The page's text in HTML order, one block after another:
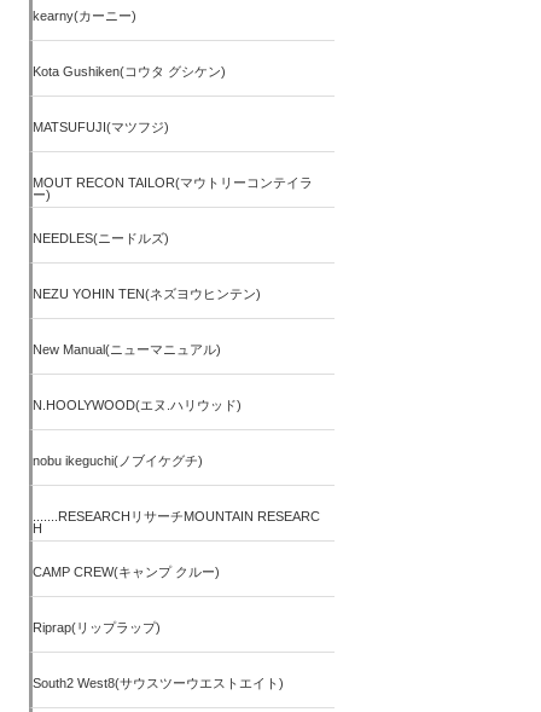
kearny(カーニー)
Kota Gushiken(コウタ グシケン)
MATSUFUJI(マツフジ)
MOUT RECON TAILOR(マウトリーコンテイラ
ー)
NEEDLES(ニードルズ)
NEZU YOHIN TEN(ネズヨウヒンテン)
New Manual(ニューマニュアル)
N.HOOLYWOOD(エヌ.ハリウッド)
nobu ikeguchi(ノブイケグチ)
.......RESEARCHリサーチMOUNTAIN RESEARC
H
CAMP CREW(キャンプ クルー)
Riprap(リップラップ)
South2 West8(サウスツーウエストエイト)